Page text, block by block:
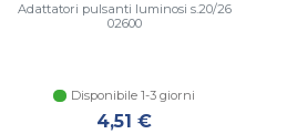
Adattatori pulsanti luminosi s.20/26
02600
Disponibile 1-3 giorni
4,51 €